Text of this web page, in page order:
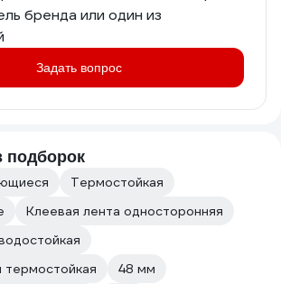
бренда или один из
Задать вопрос
подборок
Термостойкая
Клеевая лента односторонняя
48 мм